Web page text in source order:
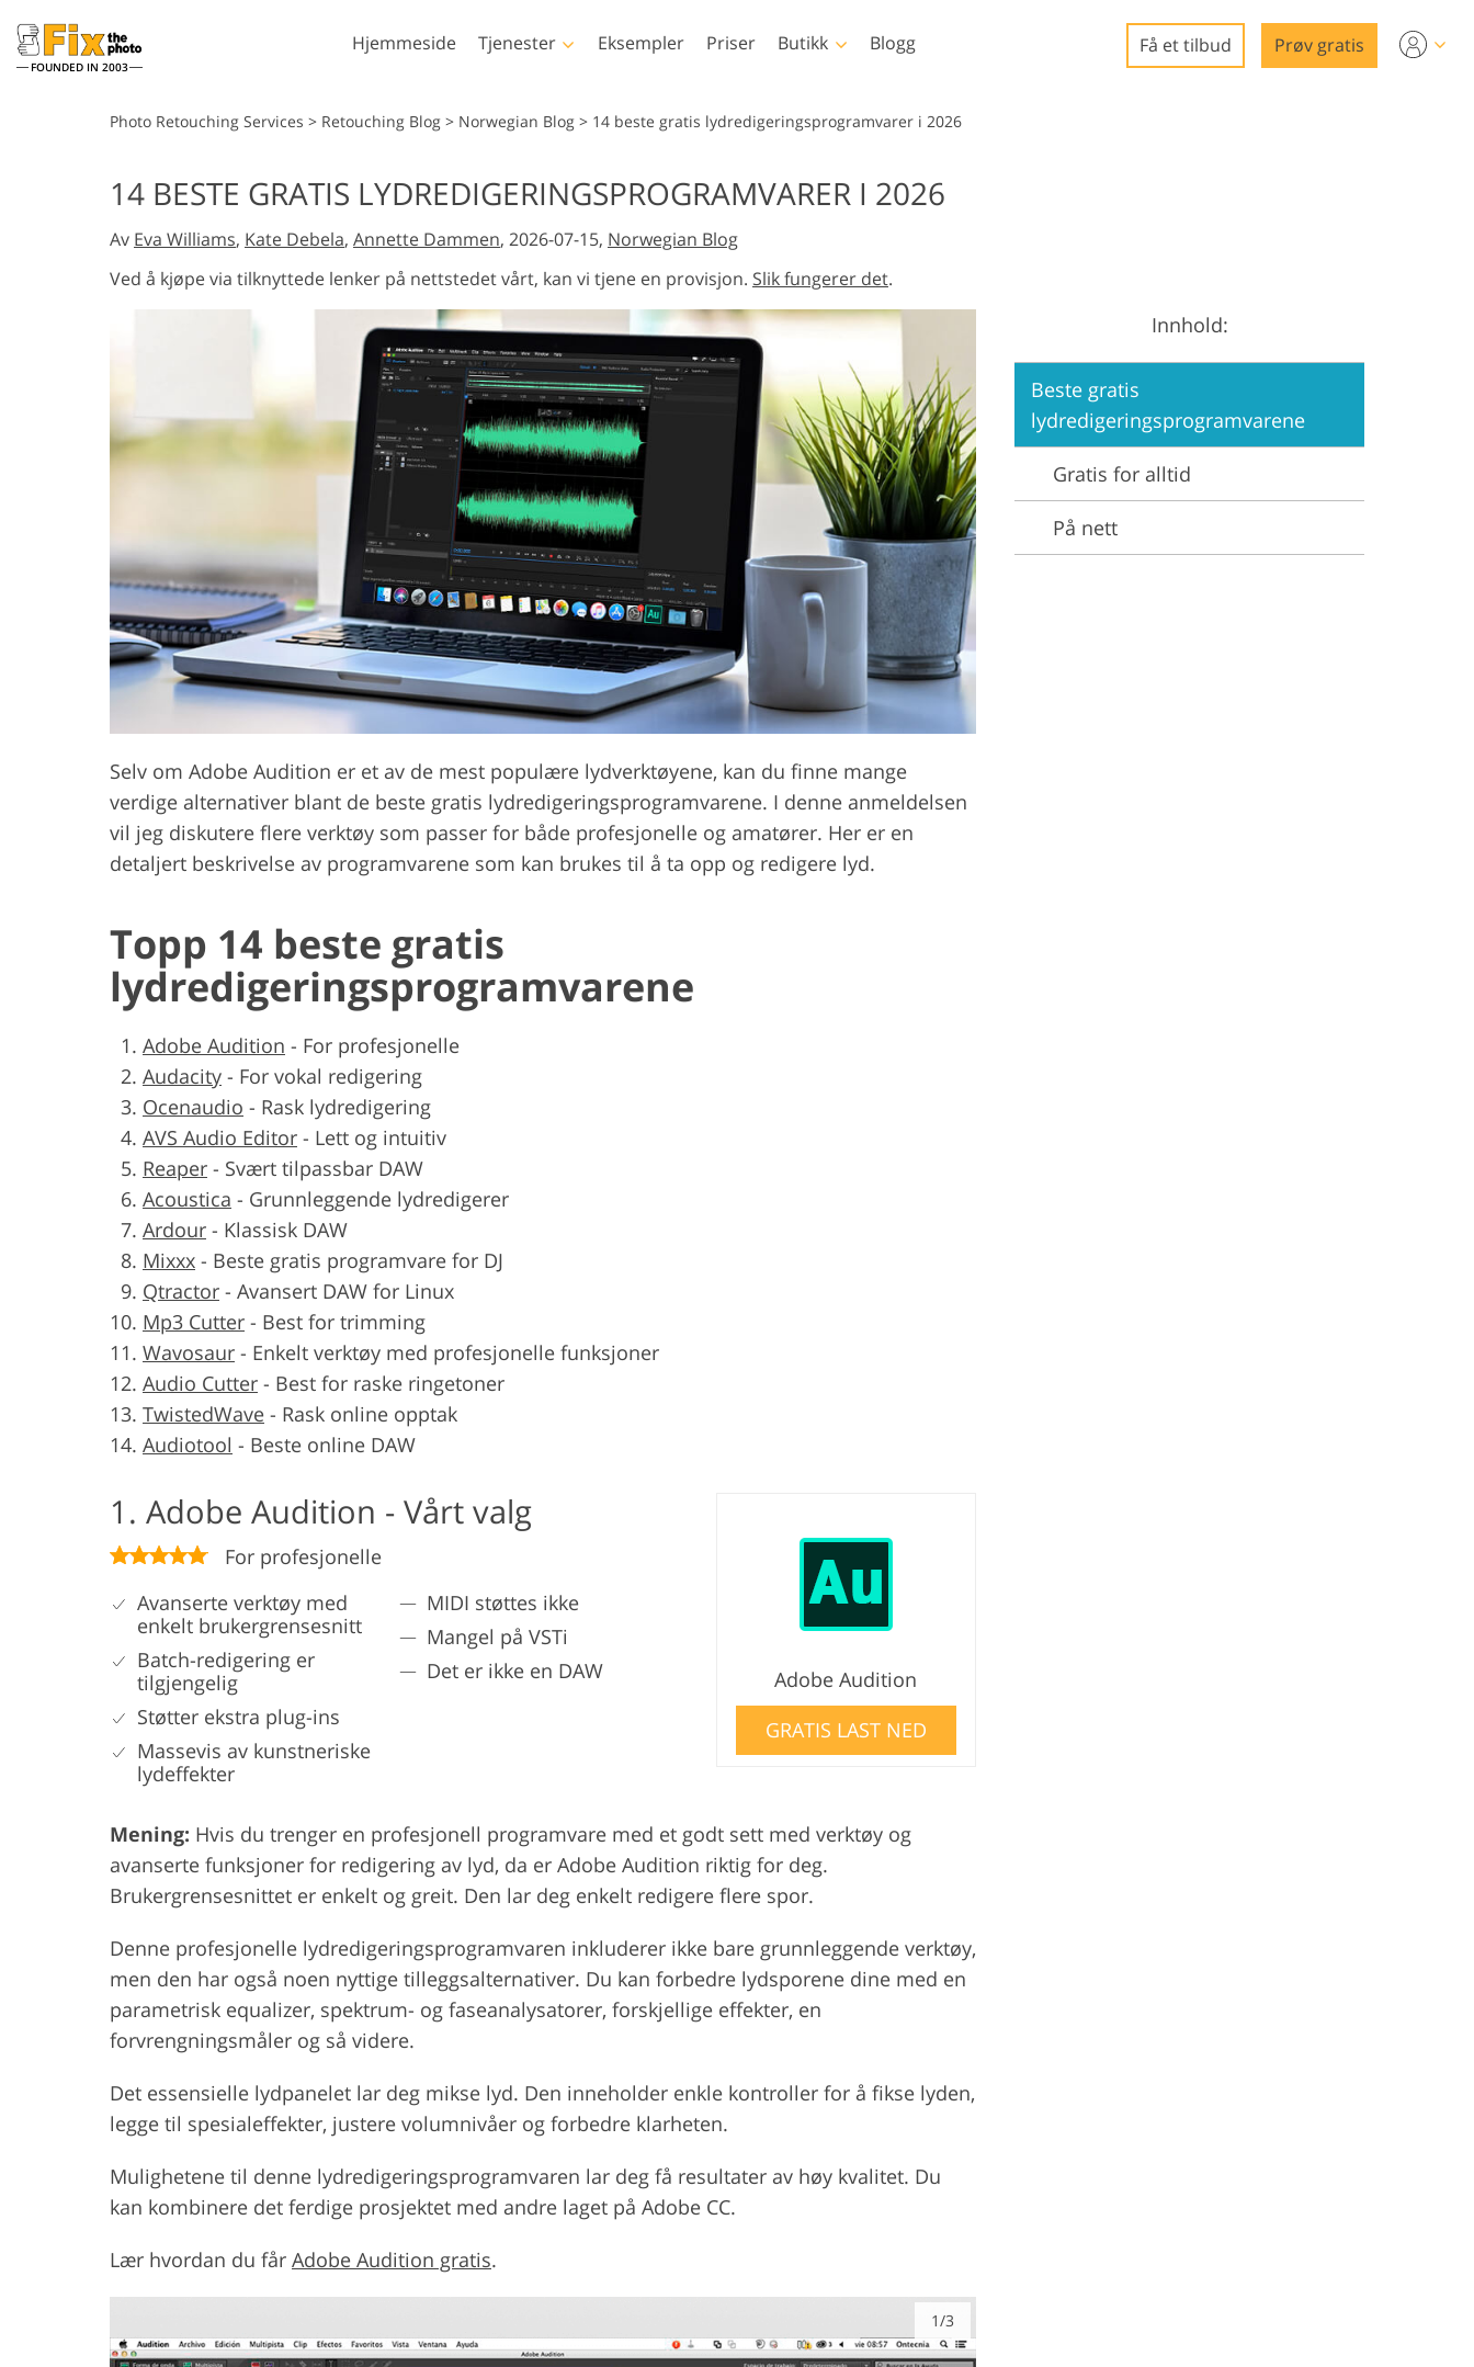
FOUNDED IN 2003
Hjemmeside Tjenester
Redigering av
bryllupsbilder
AI-genererte modeller for
klær
Fotomanipulering Foto restaurering
Produktfotoredigering Redigering av smykkefoto AI-treningsdata Videoredigeringstjenester
Eksempler Priser Butikk
Lightroom
Lightroom
forhåndsinnstillinger
LR forhåndsinnstilte
samlinger
Beste avtale
forhåndsinnstillinger
Photoshop
Photoshop-handlinger
Photoshop-børster
Photoshop-overlegg
Photoshop-teksturer
samlingene
Hele Ps Overlays-bunter
Templates
Alle malene
Markedsføringsmaler
Valentinsdagskort
Bryllupsinvitasjoner
barneselskap
Video
LUT-er for
videoredigering
Blogg Få et tilbud Prøv gratis
Photo Retouching Services > Retouching Blog > Norwegian Blog > 14 beste gratis lydredigeringsprogramvarer i 2026
14 BESTE GRATIS LYDREDIGERINGSPROGRAMVARER I 2026
Av Eva Williams, Kate Debela, Annette Dammen, 2026-07-15, Norwegian Blog
Ved å kjøpe via tilknyttede lenker på nettstedet vårt, kan vi tjene en provisjon. Slik fungerer det.
Selv om Adobe Audition er et av de mest populære lydverktøyene, kan du finne mange
verdige alternativer blant de beste gratis lydredigeringsprogramvarene. I denne anmeldelsen
vil jeg diskutere flere verktøy som passer for både profesjonelle og amatører. Her er en
detaljert beskrivelse av programvarene som kan brukes til å ta opp og redigere lyd.
Topp 14 beste gratis
lydredigeringsprogramvarene
Adobe Audition - For profesjonelle
Audacity - For vokal redigering
Ocenaudio - Rask lydredigering
AVS Audio Editor - Lett og intuitiv
Reaper - Svært tilpassbar DAW
Acoustica - Grunnleggende lydredigerer
Ardour - Klassisk DAW
Mixxx - Beste gratis programvare for DJ
Qtractor - Avansert DAW for Linux
Mp3 Cutter - Best for trimming
Wavosaur - Enkelt verktøy med profesjonelle funksjoner
Audio Cutter - Best for raske ringetoner
TwistedWave - Rask online opptak
Audiotool - Beste online DAW
1. Adobe Audition - Vårt valg
For profesjonelle
Avanserte verktøy med
enkelt brukergrensesnitt
Batch-redigering er
tilgjengelig
Støtter ekstra plug-ins
Massevis av kunstneriske
lydeffekter
MIDI støttes ikke
Mangel på VSTi
Det er ikke en DAW
Adobe Audition
GRATIS LAST NED
Mening: Hvis du trenger en profesjonell programvare med et godt sett med verktøy og
avanserte funksjoner for redigering av lyd, da er Adobe Audition riktig for deg.
Brukergrensesnittet er enkelt og greit. Den lar deg enkelt redigere flere spor.
Denne profesjonelle lydredigeringsprogramvaren inkluderer ikke bare grunnleggende verktøy,
men den har også noen nyttige tilleggsalternativer. Du kan forbedre lydsporene dine med en
parametrisk equalizer, spektrum- og faseanalysatorer, forskjellige effekter, en
forvrengningsmåler og så videre.
Det essensielle lydpanelet lar deg mikse lyd. Den inneholder enkle kontroller for å fikse lyden,
legge til spesialeffekter, justere volumnivåer og forbedre klarheten.
Mulighetene til denne lydredigeringsprogramvaren lar deg få resultater av høy kvalitet. Du
kan kombinere det ferdige prosjektet med andre laget på Adobe CC.
Lær hvordan du får Adobe Audition gratis.
1/3
Innhold:
Beste gratis
lydredigeringsprogramvarene
Gratis for alltid
På nett